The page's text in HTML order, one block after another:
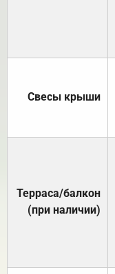
Свесы крыши
Терраса/балкон
(при наличии)